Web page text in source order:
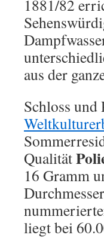
1881/82
aus der
Schloss und
Qualität
16 Gramm
liegt bei